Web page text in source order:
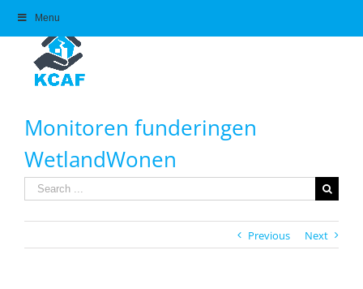
content
Monitoren funderingen
WetlandWonen
Search
for:
Previous Next
Menu